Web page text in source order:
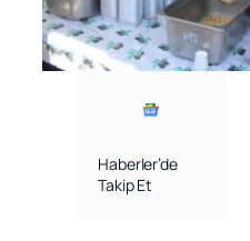
Haberler’de
Takip Et